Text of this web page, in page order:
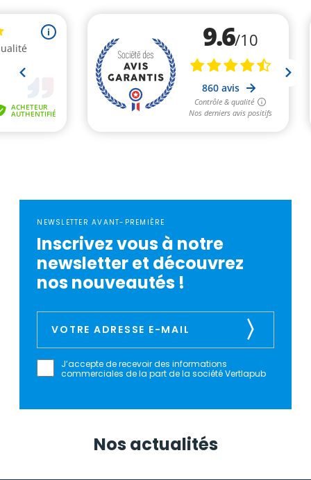
NEWSLETTER AVANT-PREMIÈRE
Inscrivez vous à notre
newsletter et découvrez
nos nouveautés !
J’accepte de recevoir des informations
commerciales de la part de la société Vertlapub
Nos actualités